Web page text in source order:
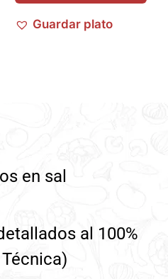
Guardar plato
en sal
al 100%